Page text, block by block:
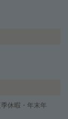
休暇・年末年